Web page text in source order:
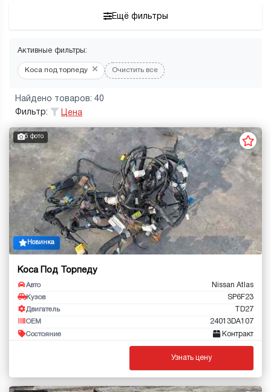
Ещё фильтры
Активные фильтры:
Коса под торпеду × Очистить все
Найдено товаров: 40
Фильтр:
Цена
5 фото
Новинка
Коса Под Торпеду
Авто Nissan Atlas
Кузов SP6F23
Двигатель TD27
OEM 24013DA107
Состояние Контракт
Узнать цену